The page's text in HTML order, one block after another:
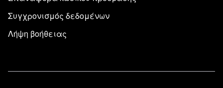
Συγχρονισμός δεδομένων
Λήψη βοήθειας